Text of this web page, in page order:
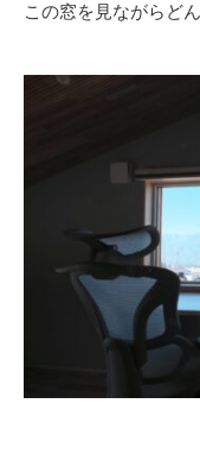
この窓を見ながらど